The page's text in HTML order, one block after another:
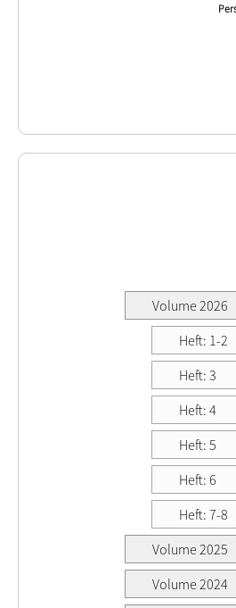
Volume 2026
Heft: 1-2
Heft: 3
Heft: 4
Heft: 5
Heft: 6
Heft: 7-8
Volume 2025
Volume 2024